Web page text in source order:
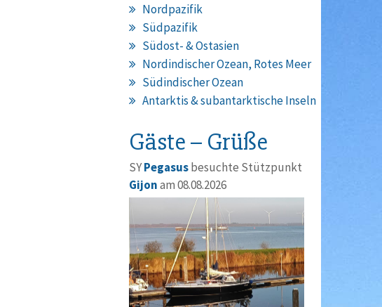
Nordpazifik
Südpazifik
Südost- & Ostasien
Nordindischer Ozean, Rotes Meer
Südindischer Ozean
Antarktis & subantarktische Inseln
Gäste – Grüße
SYPegasusbesuchte Stützpunkt
Gijonam 08.08.2026